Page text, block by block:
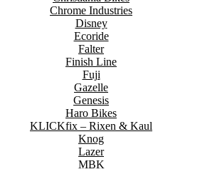
Chrome Industries
Disney
Ecoride
Falter
Finish Line
Fuji
Gazelle
Genesis
Haro Bikes
KLICKfix – Rixen & Kaul
Knog
Lazer
MBK